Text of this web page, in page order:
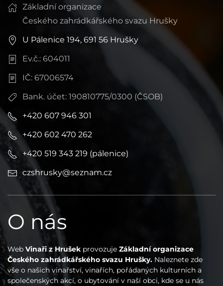
Základní organizace
Českého zahrádkářského svazu Hrušky
U Pálenice 194, 691 56 Hrušky
Ev.č.: 604011
IČ: 67006574
Bank. účet: 190810775/0300 (ČSOB)
+420 607 946 301
+420 602 470 262
+420 519 343 219 (pálenice)
czshrusky@seznam.cz
O nás
Web Vinaři z Hrušek provozuje Základní organizace
Českého zahrádkářského svazu Hrušky. Naleznete zde
vše o našich vinařství, vinařích, pořádaných kulturních a
společenských akcí, o ubytování v naší obci, kde se u nás